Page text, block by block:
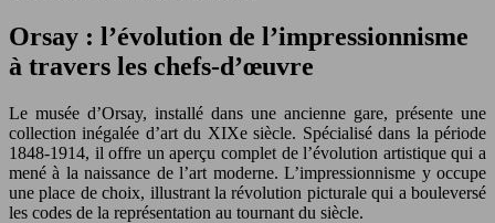
Orsay : l’évolution de l’impressionnisme
à travers les chefs-d’œuvre
Le musée d’Orsay, installé dans une ancienne gare, présente une
collection inégalée d’art du XIXe siècle. Spécialisé dans la période
1848-1914, il offre un aperçu complet de l’évolution artistique qui a
mené à la naissance de l’art moderne. L’impressionnisme y occupe
une place de choix, illustrant la révolution picturale qui a bouleversé
les codes de la représentation au tournant du siècle.